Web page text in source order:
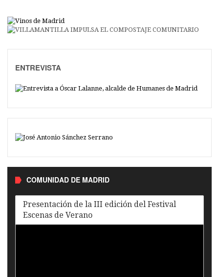
ENTREVISTA
COMUNIDAD DE MADRID
Presentación de la III edición del Festival
Escenas de Verano